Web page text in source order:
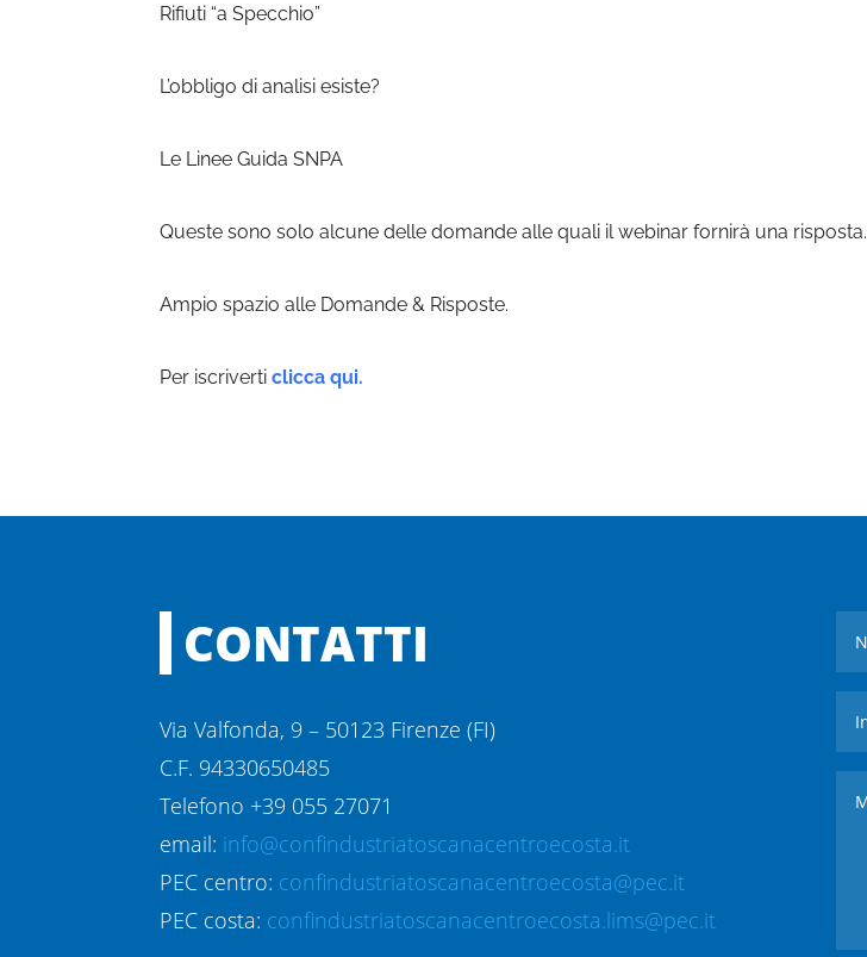
Rifiuti “a Specchio”
L’obbligo di analisi esiste?
Le Linee Guida SNPA
Queste sono solo alcune delle domande alle quali il webinar fornirà una risposta.
Ampio spazio alle Domande & Risposte.
Per iscriverticlicca qui.
CONTATTI
Via Valfonda, 9 – 50123 Firenze (FI)
C.F. 94330650485
Telefono +39 055 27071
email: info@confindustriatoscanacentroecosta.it
PEC centro: confindustriatoscanacentroecosta@pec.it
PEC costa: confindustriatoscanacentroecosta.lims@pec.it